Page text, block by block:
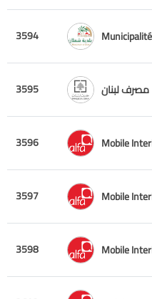
3594
3595 مصرف لبنان
3596
3597
3598